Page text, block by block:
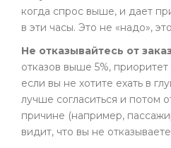
когда спрос выше, и дает
в эти часы. Это не «надо»,
Не отказывайтесь от
отказов выше 5%,
если вы не хотите ехать в
лучше согласиться и потом
причине (например,
видит, что вы не